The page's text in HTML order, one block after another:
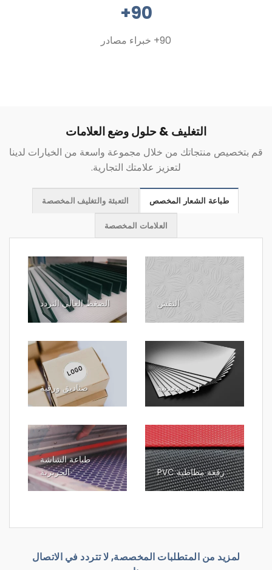
90+
90+ خبراء مصادر
التغليف & حلول وضع العلامات
قم بتخصيص منتجاتك من خلال مجموعة واسعة من الخيارات لدينا
لتعزيز علامتك التجارية.
طباعة الشعار المخصص التعبئة والتغليف المخصصة
العلامات المخصصة
النقش الضغط العالي التردد
لوحة معدنية صناديق ورقية
رقعة مطاطية PVC
طباعة الشاشة
الحريرية
لمزيد من المتطلبات المخصصة, لا تتردد في الاتصال